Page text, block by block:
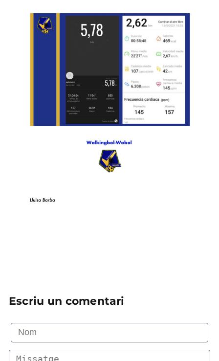
Escriu un comentari